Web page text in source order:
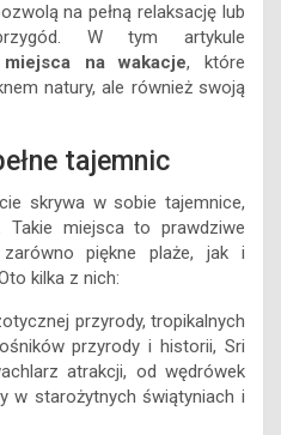
na pełną relaksację lub
W tym artykule
miejsca na wakacje, które
natury, ale również swoją
tajemnic
skrywa w sobie tajemnice,
Takie miejsca to prawdziwe
piękne plaże, jak i
kilka z nich:
przyrody, tropikalnych
przyrody i historii, Sri
atrakcji, od wędrówek
w starożytnych świątyniach i